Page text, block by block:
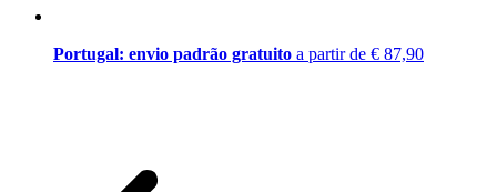
Portugal: envio padrão gratuito a partir de € 87,90